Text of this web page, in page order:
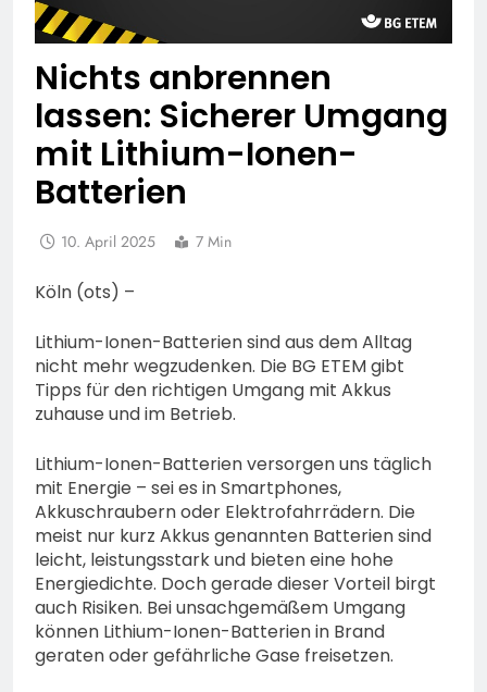
Nichts anbrennen
lassen: Sicherer Umgang
mit Lithium-Ionen-
Batterien
10. April 2025 7 Min
Köln (ots) –
Lithium-Ionen-Batterien sind aus dem Alltag
nicht mehr wegzudenken. Die BG ETEM gibt
Tipps für den richtigen Umgang mit Akkus
zuhause und im Betrieb.
Lithium-Ionen-Batterien versorgen uns täglich
mit Energie – sei es in Smartphones,
Akkuschraubern oder Elektrofahrrädern. Die
meist nur kurz Akkus genannten Batterien sind
leicht, leistungsstark und bieten eine hohe
Energiedichte. Doch gerade dieser Vorteil birgt
auch Risiken. Bei unsachgemäßem Umgang
können Lithium-Ionen-Batterien in Brand
geraten oder gefährliche Gase freisetzen.